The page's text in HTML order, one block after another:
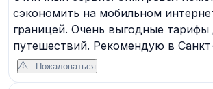
сэкономить на мобильном
границей. Очень выгодные тарифы
путешествий. Рекомендую в
Пожаловаться